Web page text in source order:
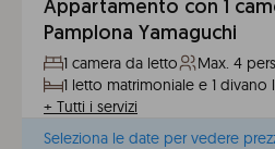
Appartamento con 1
Pamplona Yamaguchi
1 camera da letto Max. 4
1 letto matrimoniale e 1 divano
+ Tutti i servizi
Seleziona le date per vedere